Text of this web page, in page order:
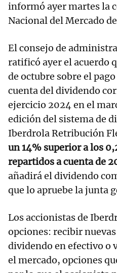
informó ayer martes la
Nacional del Mercado
El consejo de
ratificó ayer el acuerdo
de octubre sobre el
cuenta del dividendo
ejercicio 2024 en el
edición del sistema de
Iberdrola Retribución
un 14% superior a los
repartidos a cuenta de
añadirá el dividendo
que lo apruebe la junta
Los accionistas de
opciones: recibir
dividendo en efectivo o
el mercado, opciones